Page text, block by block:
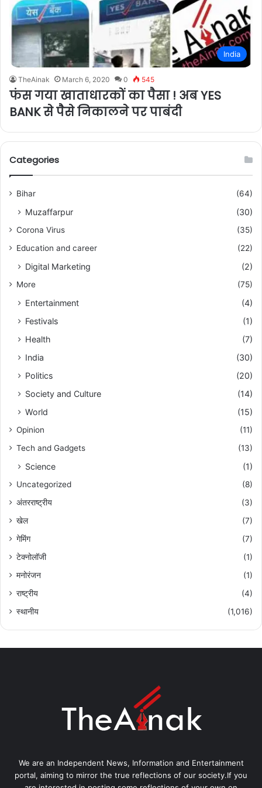
India
TheAinak March 6, 2020 0 545
फंस गया खाताधारकों का पैसा ! अब YES
BANK से पैसे निकालने पर पाबंदी
Categories
Bihar (64)
Muzaffarpur (30)
Corona Virus
(35)
Education and career
(22)
Digital Marketing (2)
More (75)
Entertainment
(4)
Festivals
(1)
Health
(7)
India
(30)
Politics
(20)
Society and Culture
(14)
World
(15)
Opinion
(11)
Tech and Gadgets
(13)
Science (1)
Uncategorized
(8)
अंतरराष्ट्रीय
(3)
खेल
(7)
गेमिंग
(7)
टेक्नोलॉजी
(1)
मनोरंजन
(1)
राष्ट्रीय
(4)
स्थानीय
(1,016)
We are an Independent News, Information and Entertainment
portal, aiming to mirror the true reflections of our society.If you